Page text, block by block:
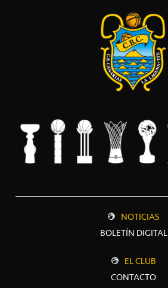
NOTICIAS
BOLETÍN DIGITAL
EL CLUB
CONTACTO